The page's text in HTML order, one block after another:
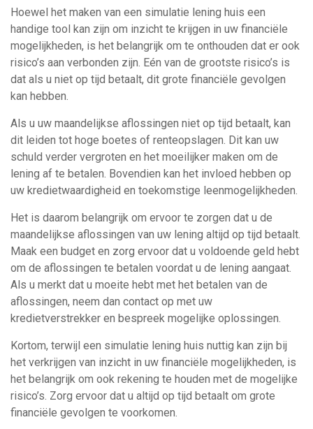
Hoewel het maken van een simulatie lening huis een
handige tool kan zijn om inzicht te krijgen in uw financiële
mogelijkheden, is het belangrijk om te onthouden dat er ook
risico’s aan verbonden zijn. Eén van de grootste risico’s is
dat als u niet op tijd betaalt, dit grote financiële gevolgen
kan hebben.
Als u uw maandelijkse aflossingen niet op tijd betaalt, kan
dit leiden tot hoge boetes of renteopslagen. Dit kan uw
schuld verder vergroten en het moeilijker maken om de
lening af te betalen. Bovendien kan het invloed hebben op
uw kredietwaardigheid en toekomstige leenmogelijkheden.
Het is daarom belangrijk om ervoor te zorgen dat u de
maandelijkse aflossingen van uw lening altijd op tijd betaalt.
Maak een budget en zorg ervoor dat u voldoende geld hebt
om de aflossingen te betalen voordat u de lening aangaat.
Als u merkt dat u moeite hebt met het betalen van de
aflossingen, neem dan contact op met uw
kredietverstrekker en bespreek mogelijke oplossingen.
Kortom, terwijl een simulatie lening huis nuttig kan zijn bij
het verkrijgen van inzicht in uw financiële mogelijkheden, is
het belangrijk om ook rekening te houden met de mogelijke
risico’s. Zorg ervoor dat u altijd op tijd betaalt om grote
financiële gevolgen te voorkomen.